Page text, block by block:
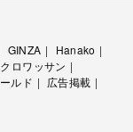
GINZA
Hanako
クロワッサン
ルド
広告掲載